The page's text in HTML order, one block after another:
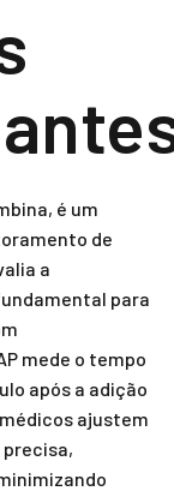
é um
de
a
para
mede o tempo
após a adição
ajustem